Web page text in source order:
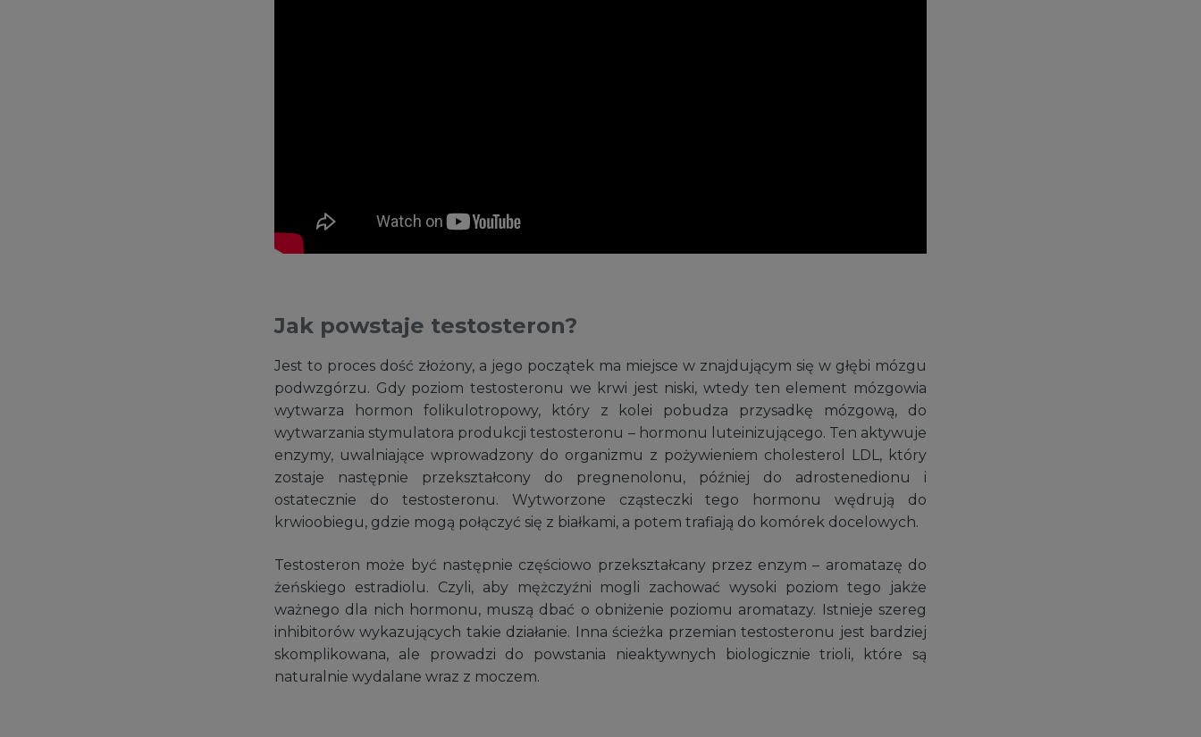
Jak powstaje testosteron?
Jest to proces dość złożony, a jego początek ma miejsce w znajdującym się w głębi mózgu
podwzgórzu. Gdy poziom testosteronu we krwi jest niski, wtedy ten element mózgowia
wytwarza hormon folikulotropowy, który z kolei pobudza przysadkę mózgową, do
wytwarzania stymulatora produkcji testosteronu – hormonu luteinizującego. Ten aktywuje
enzymy, uwalniające wprowadzony do organizmu z pożywieniem cholesterol LDL, który
zostaje następnie przekształcony do pregnenolonu, później do adrostenedionu i
ostatecznie do testosteronu. Wytworzone cząsteczki tego hormonu wędrują do
krwioobiegu, gdzie mogą połączyć się z białkami, a potem trafiają do komórek docelowych.
Testosteron może być następnie częściowo przekształcany przez enzym – aromatazę do
żeńskiego estradiolu. Czyli, aby mężczyźni mogli zachować wysoki poziom tego jakże
ważnego dla nich hormonu, muszą dbać o obniżenie poziomu aromatazy. Istnieje szereg
inhibitorów wykazujących takie działanie. Inna ścieżka przemian testosteronu jest bardziej
skomplikowana, ale prowadzi do powstania nieaktywnych biologicznie trioli, które są
naturalnie wydalane wraz z moczem.